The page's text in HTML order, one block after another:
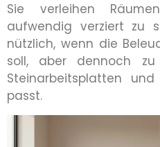
Sie verleihen
aufwendig verziert zu
nützlich, wenn die
soll, aber dennoch zu
Steinarbeitsplatten
passt.